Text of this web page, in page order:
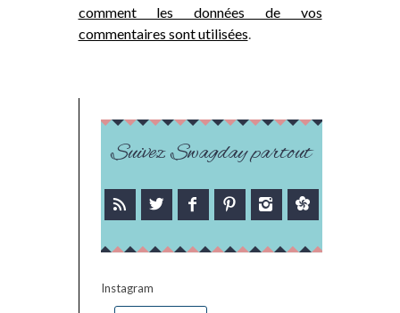
comment les données de vos
commentaires sont utilisées.
Suivez Swagday partout
Instagram